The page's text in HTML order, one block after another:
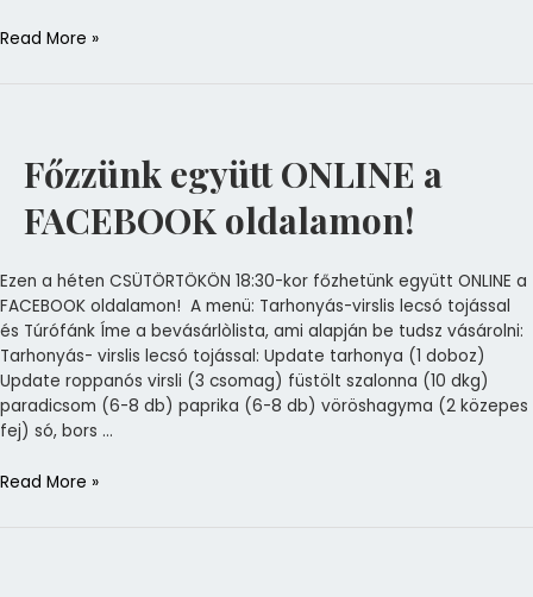
Read More »
Főzzünk együtt ONLINE a
FACEBOOK oldalamon!
Ezen a héten CSÜTÖRTÖKÖN 18:30-kor főzhetünk együtt ONLINE a
FACEBOOK oldalamon! A menü: Tarhonyás-virslis lecsó tojással
és Túrófánk Íme a bevásárlòlista, ami alapján be tudsz vásárolni:
Tarhonyás- virslis lecsó tojással: Update tarhonya (1 doboz)
Update roppanós virsli (3 csomag) füstölt szalonna (10 dkg)
paradicsom (6-8 db) paprika (6-8 db) vöröshagyma (2 közepes
fej) só, bors …
FACEBOOK
oldalamon!
Read More »